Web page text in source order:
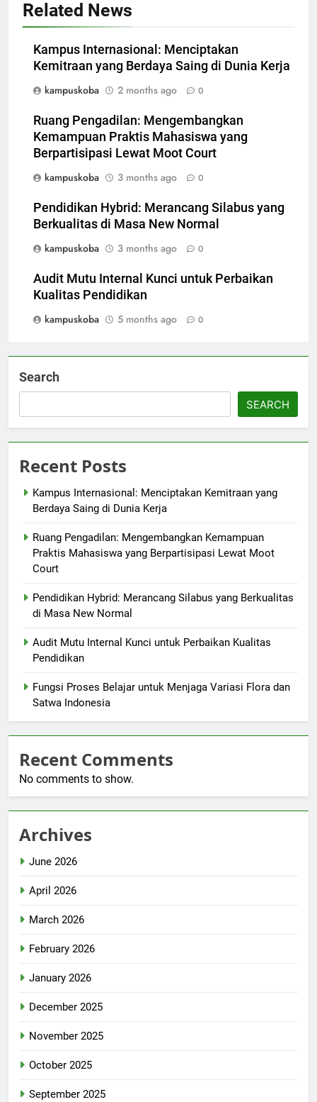
Related News
Kampus Internasional: Menciptakan
Kemitraan yang Berdaya Saing di Dunia Kerja
kampuskoba
2 months ago 0
Ruang Pengadilan: Mengembangkan
Kemampuan Praktis Mahasiswa yang
Berpartisipasi Lewat Moot Court
kampuskoba
3 months ago 0
Pendidikan Hybrid: Merancang Silabus yang
Berkualitas di Masa New Normal
kampuskoba
3 months ago 0
Audit Mutu Internal Kunci untuk Perbaikan
Kualitas Pendidikan
kampuskoba
5 months ago 0
Search
SEARCH
Recent Posts
Kampus Internasional: Menciptakan Kemitraan yang
Berdaya Saing di Dunia Kerja
Ruang Pengadilan: Mengembangkan Kemampuan
Praktis Mahasiswa yang Berpartisipasi Lewat Moot
Court
Pendidikan Hybrid: Merancang Silabus yang Berkualitas
di Masa New Normal
Audit Mutu Internal Kunci untuk Perbaikan Kualitas
Pendidikan
Fungsi Proses Belajar untuk Menjaga Variasi Flora dan
Satwa Indonesia
Recent Comments
No comments to show.
Archives
June 2026
April 2026
March 2026
February 2026
January 2026
December 2025
November 2025
October 2025
September 2025